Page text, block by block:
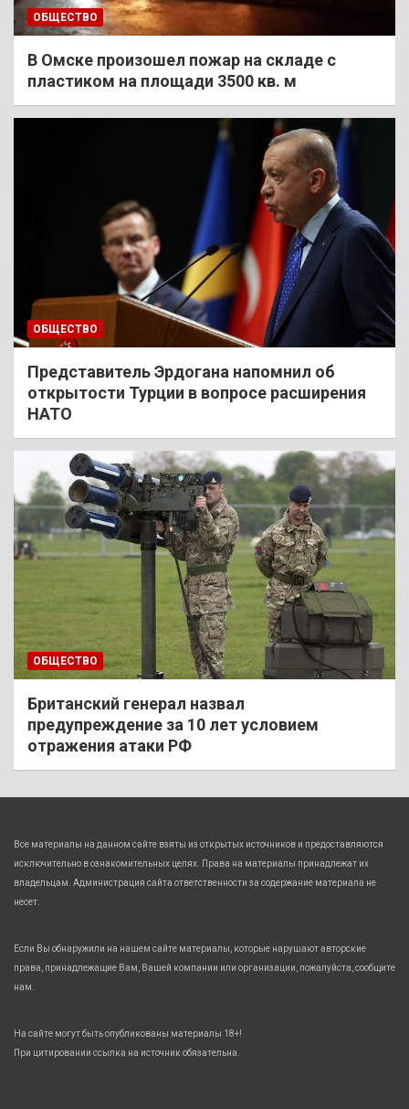
ОБЩЕСТВО
В Омске произошел пожар на складе с
пластиком на площади 3500 кв. м
ОБЩЕСТВО
Представитель Эрдогана напомнил об
открытости Турции в вопросе расширения
НАТО
ОБЩЕСТВО
Британский генерал назвал
предупреждение за 10 лет условием
отражения атаки РФ
Все материалы на данном сайте взяты из открытых источников и предоставляются
исключительно в ознакомительных целях. Права на материалы принадлежат их
владельцам. Администрация сайта ответственности за содержание материала не
несет.
Если Вы обнаружили на нашем сайте материалы, которые нарушают авторские
права, принадлежащие Вам, Вашей компании или организации, пожалуйста, сообщите
нам.
На сайте могут быть опубликованы материалы 18+!
При цитировании ссылка на источник обязательна.